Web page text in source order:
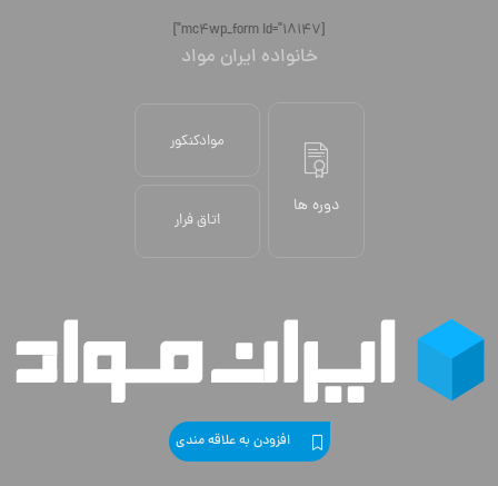
[mc4wp_form id="18147"]
خانواده ایران مواد
دوره ها
موادکنکور
اتاق فرار
افزودن به علاقه مندی